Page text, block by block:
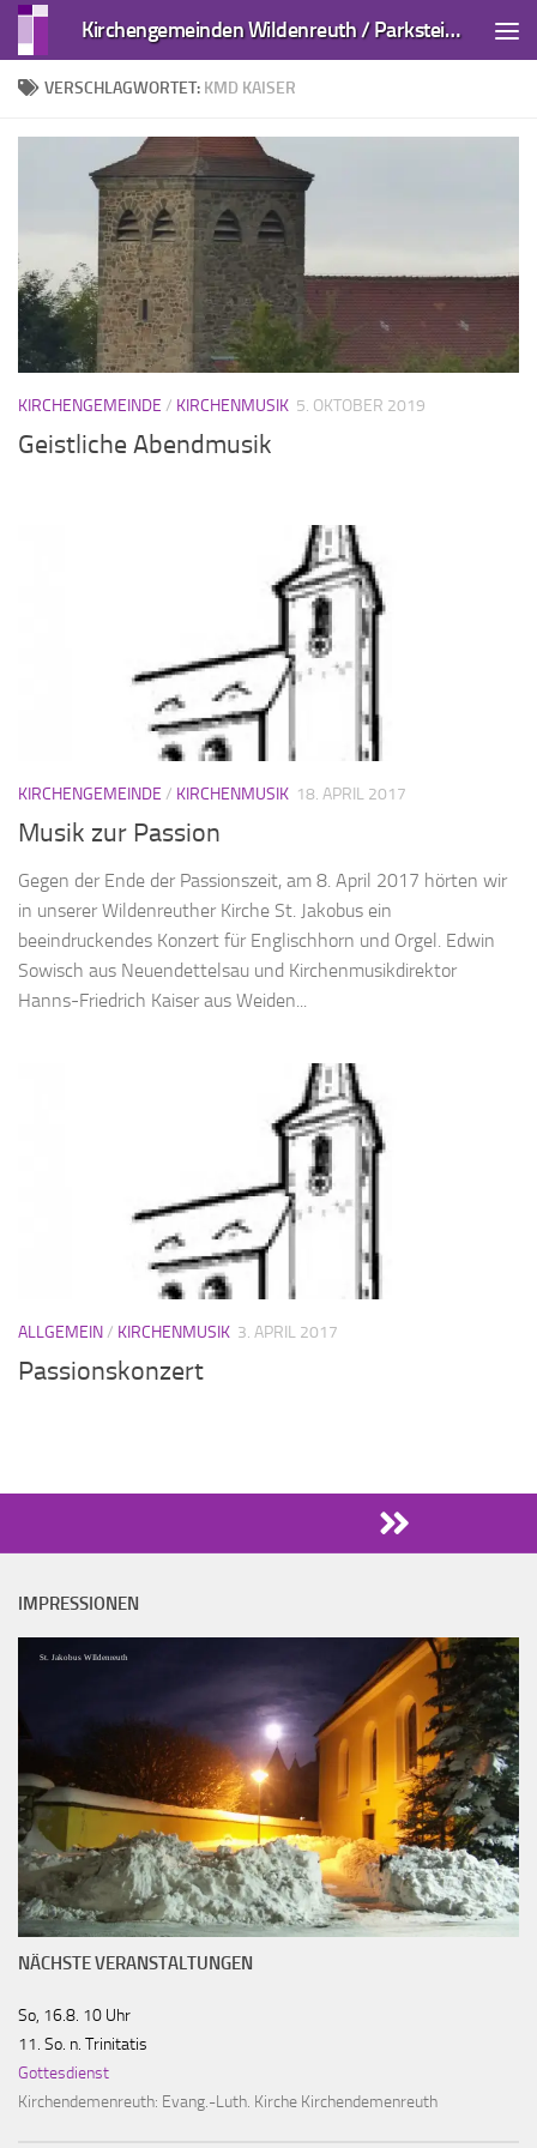
Zum Inhalt springen Kirchengemeinden Wildenreuth / Parkstein und Kirchendemenreuth
VERSCHLAGWORTET: KMD KAISER
KIRCHENGEMEINDE / KIRCHENMUSIK 5. OKTOBER 2019
Geistliche Abendmusik
KIRCHENGEMEINDE / KIRCHENMUSIK 18. APRIL 2017
Musik zur Passion
Gegen der Ende der Passionszeit, am 8. April 2017 hörten wir
in unserer Wildenreuther Kirche St. Jakobus ein
beeindruckendes Konzert für Englischhorn und Orgel. Edwin
Sowisch aus Neuendettelsau und Kirchenmusikdirektor
Hanns-Friedrich Kaiser aus Weiden...
ALLGEMEIN/ KIRCHENMUSIK 3. APRIL 2017
Passionskonzert
IMPRESSIONEN
St. Jakobus WIldenreuth
NÄCHSTE VERANSTALTUNGEN
So, 16.8. 10 Uhr
11. So. n. Trinitatis
Gottesdienst
Kirchendemenreuth: Evang.-Luth. Kirche Kirchendemenreuth